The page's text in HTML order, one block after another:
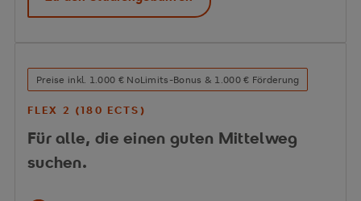
Master Soziale
Arbeit
Preise inkl. 1.000 € NoLimits-Bonus & 1.000 € Förderung
FLEX 2 (180 ECTS)
Für alle, die einen guten Mittelweg
suchen.